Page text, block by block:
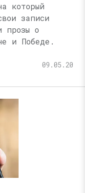
который
записи
прозы о
и Победе.
09.05.20